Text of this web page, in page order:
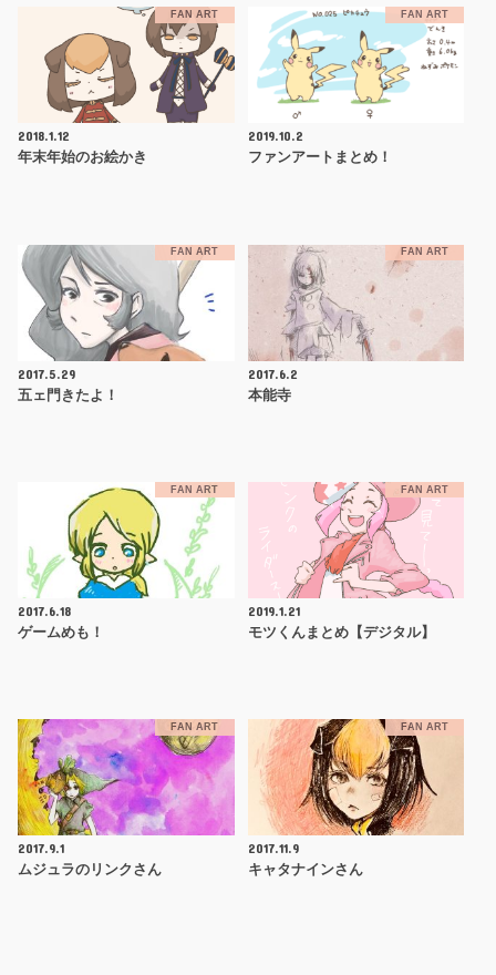
FAN ART
2018.1.12
年末年始のお絵かき
FAN ART
2019.10.2
ファンアートまとめ！
FAN ART
2017.5.29
五ェ門きたよ！
FAN ART
2017.6.2
本能寺
FAN ART
2017.6.18
ゲームめも！
FAN ART
2019.1.21
モツくんまとめ【デジタル】
FAN ART
2017.9.1
ムジュラのリンクさん
FAN ART
2017.11.9
キャタナインさん